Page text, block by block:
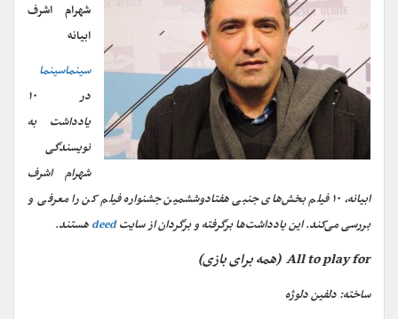
شهرام اشرف
ابیانه
سینماسینما
در ۱۰
یادداشت به
نویسندگی
شهرام اشرف
ابیانه، ۱۰ فیلم بخش‌های جنبی هفتادوششمین جشنواره فیلم کن را معرفی و
بررسی می‌کند. این یادداشت‌ها برگرفته و برگردان از سایتdeedهستند.
All to play for (همه برای بازی)
ساخته: دلفین دلوژه